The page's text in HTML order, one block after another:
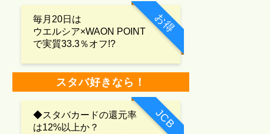
お得
毎月20日は
ウエルシア×WAON POINT
で実質33.3％オフ!?
スタバ好きなら！
JCB
◆スタバカードの還元率
は12%以上か？